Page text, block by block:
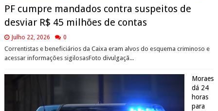
PF cumpre mandados contra suspeitos de
desviar R$ 45 milhões de contas
Julho 22, 2026 0
Correntistas e beneficiários da Caixa eram alvos do esquema criminoso e
acessar informações sigilosasFoto divulgaçã...
Moraes
dá 24
horas
para